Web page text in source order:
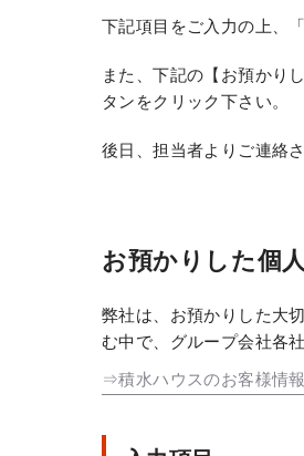
下記項目をご入力の上、
また、下記の【お預かり
タンをクリック下さい。
後日、担当者よりご連絡
お預かりした個
弊社は、お預かりした大
む中で、グループ会社各
⇒積水ハウスのお客様情